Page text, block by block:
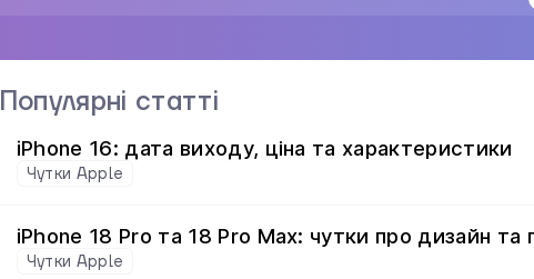
Популярні статті
iPhone 16: дата виходу, ціна та характеристики
Чутки Apple
iPhone 18 Pro та 18 Pro Max: чутки про дизайн та
Чутки Apple